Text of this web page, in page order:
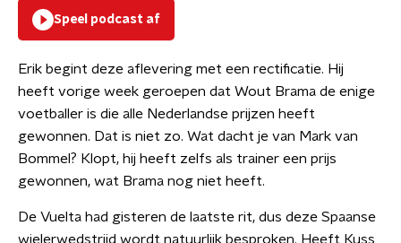
Speel podcast af
Erik begint deze aflevering met een rectificatie. Hij
heeft vorige week geroepen dat Wout Brama de enige
voetballer is die alle Nederlandse prijzen heeft
gewonnen. Dat is niet zo. Wat dacht je van Mark van
Bommel? Klopt, hij heeft zelfs als trainer een prijs
gewonnen, wat Brama nog niet heeft.
De Vuelta had gisteren de laatste rit, dus deze Spaanse
wielerwedstrijd wordt natuurlijk besproken. Heeft Kuss